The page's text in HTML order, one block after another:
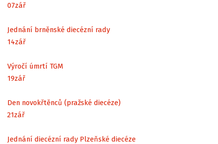
07zář
Jednání brněnské diecézní rady
14zář
Výročí úmrtí TGM
19zář
Den novokřtěnců (pražské diecéze)
21zář
Jednání diecézní rady Plzeňské diecéze